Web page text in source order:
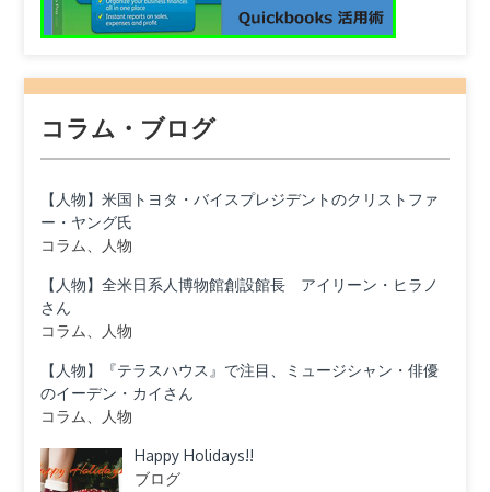
コラム・ブログ
【人物】米国トヨタ・バイスプレジデントのクリストファ
ー・ヤング氏
コラム、人物
【人物】全米日系人博物館創設館長 アイリーン・ヒラノ
さん
コラム、人物
【人物】『テラスハウス』で注目、ミュージシャン・俳優
のイーデン・カイさん
コラム、人物
Happy Holidays!!
ブログ